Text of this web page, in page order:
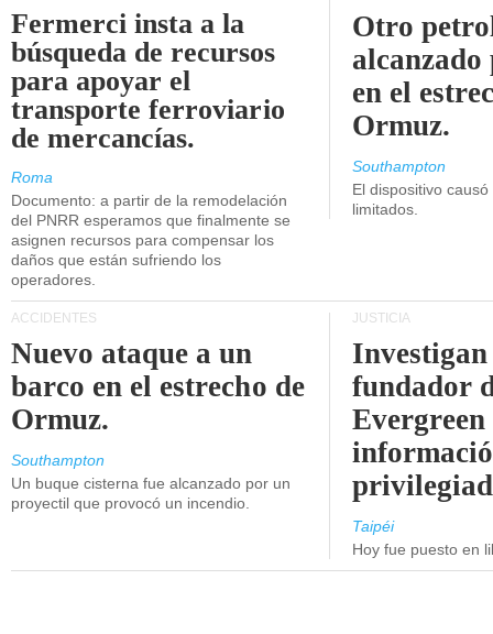
Fermerci insta a la
búsqueda de recursos
para apoyar el
transporte ferroviario
de mercancías.
Roma
Documento: a partir de la remodelación
del PNRR esperamos que finalmente se
asignen recursos para compensar los
daños que están sufriendo los
operadores.
Otro
en el
Ormuz.
Southampton
El dispositivo
limitados.
ACCIDENTES
Nuevo ataque a un
barco en el estrecho de
Ormuz.
Southampton
Un buque cisterna fue alcanzado por un
proyectil que provocó un incendio.
JUSTICIA
fundador
Taipéi
Hoy fue puesto en